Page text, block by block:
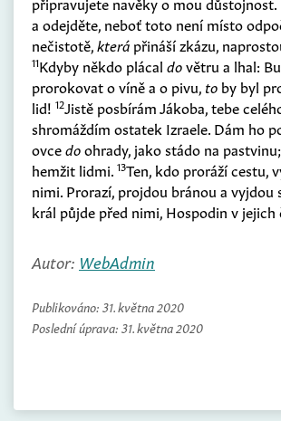
a odejděte, neboť toto není místo
nečistotě,která přináší zkázu,
11Kdyby někdo plácal dovětru a lhal:
prorokovat o víně a o pivu, to by byl
lid! 12Jistě posbírám Jákoba, tebe
shromáždím ostatek Izraele. Dám ho
ovcedoohrady, jako stádo na
hemžit lidmi. 13Ten, kdo proráží cestu,
nimi. Prorazí, projdou bránou a vyjdou
král půjde před nimi, Hospodin v jejich
Autor: WebAdmin
Publikováno: 31. května 2020
Poslední úprava: 31. května 2020